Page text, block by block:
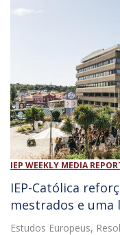
IEP WEEKLY MEDIA
IEP-Católica
mestrados e uma
Estudos Europeus,